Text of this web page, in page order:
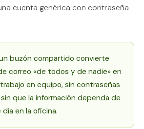
cuenta genérica con contraseña
buzón compartido convierte
correo «de todos y de nadie» en
en equipo, sin contraseñas
que la información dependa de
en la oficina.